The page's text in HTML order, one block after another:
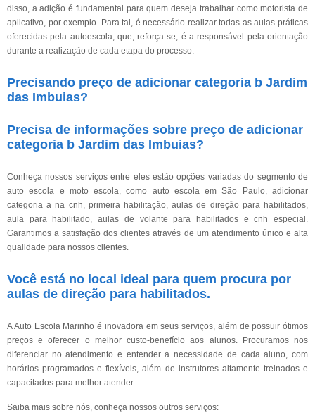
disso, a adição é fundamental para quem deseja trabalhar como motorista de
aplicativo, por exemplo. Para tal, é necessário realizar todas as aulas práticas
oferecidas pela autoescola, que, reforça-se, é a responsável pela orientação
durante a realização de cada etapa do processo.
Precisando preço de adicionar categoria b Jardim
das Imbuias?
Precisa de informações sobre preço de adicionar
categoria b Jardim das Imbuias?
Conheça nossos serviços entre eles estão opções variadas do segmento de
auto escola e moto escola, como auto escola em São Paulo, adicionar
categoria a na cnh, primeira habilitação, aulas de direção para habilitados,
aula para habilitado, aulas de volante para habilitados e cnh especial.
Garantimos a satisfação dos clientes através de um atendimento único e alta
qualidade para nossos clientes.
Você está no local ideal para quem procura por
aulas de direção para habilitados.
A Auto Escola Marinho é inovadora em seus serviços, além de possuir ótimos
preços e oferecer o melhor custo-benefício aos alunos. Procuramos nos
diferenciar no atendimento e entender a necessidade de cada aluno, com
horários programados e flexíveis, além de instrutores altamente treinados e
capacitados para melhor atender.
Saiba mais sobre nós, conheça nossos outros serviços: